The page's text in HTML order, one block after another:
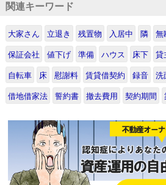
関連キーワード
大家さん 立退き 残置物 入居中 隣 無
保証会社 値下げ 準備 ハウス 床下 貸
自転車 床 慰謝料 賃貸借契約 録音 洗
借地借家法 誓約書 撤去費用 契約期間